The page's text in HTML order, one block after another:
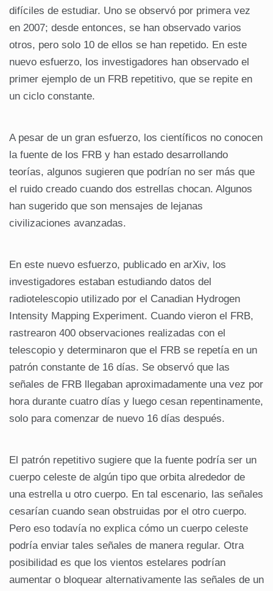
difíciles de estudiar. Uno se observó por primera vez
en 2007; desde entonces, se han observado varios
otros, pero solo 10 de ellos se han repetido. En este
nuevo esfuerzo, los investigadores han observado el
primer ejemplo de un FRB repetitivo, que se repite en
un ciclo constante.
A pesar de un gran esfuerzo, los científicos no conocen
la fuente de los FRB y han estado desarrollando
teorías, algunos sugieren que podrían no ser más que
el ruido creado cuando dos estrellas chocan. Algunos
han sugerido que son mensajes de lejanas
civilizaciones avanzadas.
En este nuevo esfuerzo, publicado en arXiv, los
investigadores estaban estudiando datos del
radiotelescopio utilizado por el Canadian Hydrogen
Intensity Mapping Experiment. Cuando vieron el FRB,
rastrearon 400 observaciones realizadas con el
telescopio y determinaron que el FRB se repetía en un
patrón constante de 16 días. Se observó que las
señales de FRB llegaban aproximadamente una vez por
hora durante cuatro días y luego cesan repentinamente,
solo para comenzar de nuevo 16 días después.
El patrón repetitivo sugiere que la fuente podría ser un
cuerpo celeste de algún tipo que orbita alrededor de
una estrella u otro cuerpo. En tal escenario, las señales
cesarían cuando sean obstruidas por el otro cuerpo.
Pero eso todavía no explica cómo un cuerpo celeste
podría enviar tales señales de manera regular. Otra
posibilidad es que los vientos estelares podrían
aumentar o bloquear alternativamente las señales de un